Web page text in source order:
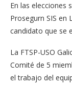
En las elecciones
Prosegurn SIS en
candidato que se
La FTSP-USO
Comité de 5
el trabajo del